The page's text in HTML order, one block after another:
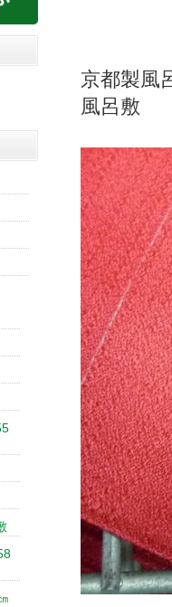
京都製風
風呂敷